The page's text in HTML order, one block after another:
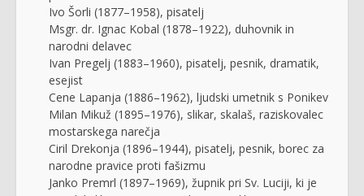
Ivo Šorli (1877–1958), pisatelj
Msgr. dr. Ignac Kobal (1878–1922), duhovnik in
narodni delavec
Ivan Pregelj (1883–1960), pisatelj, pesnik, dramatik,
esejist
Cene Lapanja (1886–1962), ljudski umetnik s Ponikev
Milan Mikuž (1895–1976), slikar, skalaš, raziskovalec
mostarskega narečja
Ciril Drekonja (1896–1944), pisatelj, pesnik, borec za
narodne pravice proti fašizmu
Janko Premrl (1897–1969), župnik pri Sv. Luciji, ki je